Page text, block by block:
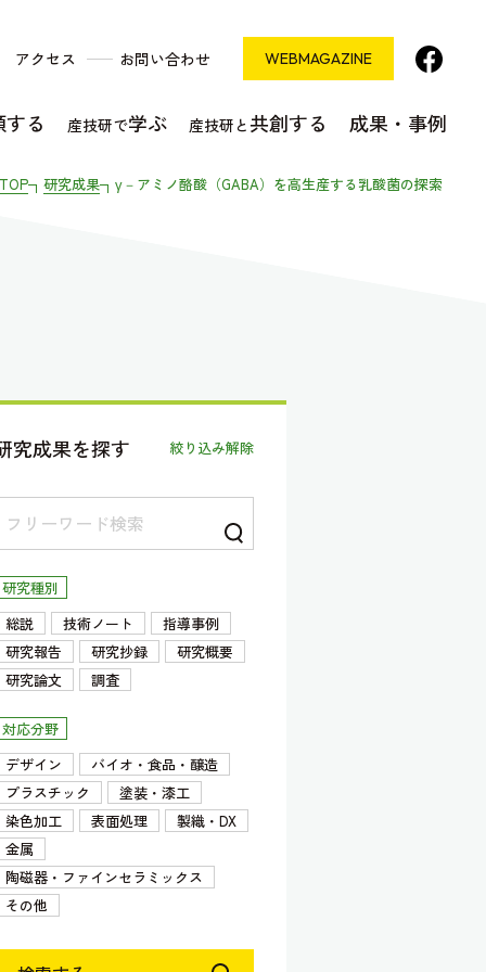
アクセス お問い合わせ WEBMAGAZINE
る 産技研で学ぶ 産技研と 共創する 成果・事例
TOP 研究成果 γ－アミノ酪酸（GABA）を高生産する乳酸菌の探索
究成果を探す 絞り込み解除
研究種別
総説
技術ノート
指導事例
研究報告
研究抄録
研究概要
研究論文
調査
対応分野
デザイン
バイオ・食品・醸造
プラスチック
塗装・漆工
染色加工
表面処理
製織・DX
金属
陶磁器・ファインセラミックス
その他